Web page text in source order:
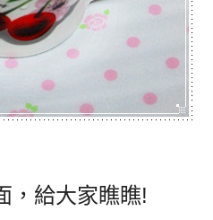
，給大家瞧瞧!